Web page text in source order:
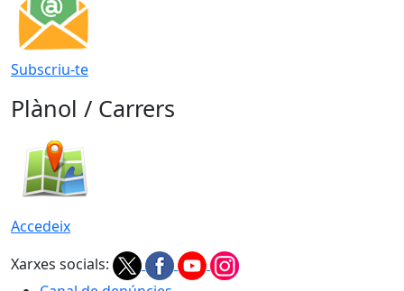
Subscriu-te
Plànol / Carrers
Accedeix
Xarxes socials: